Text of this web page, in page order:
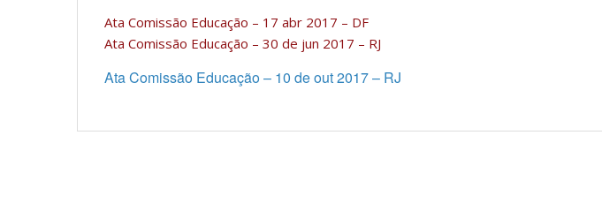
Ata Comissão Educação – 17 abr 2017 – DF
Ata Comissão Educação – 30 de jun 2017 – RJ
Ata Comissão Educação – 10 de out 2017 – RJ